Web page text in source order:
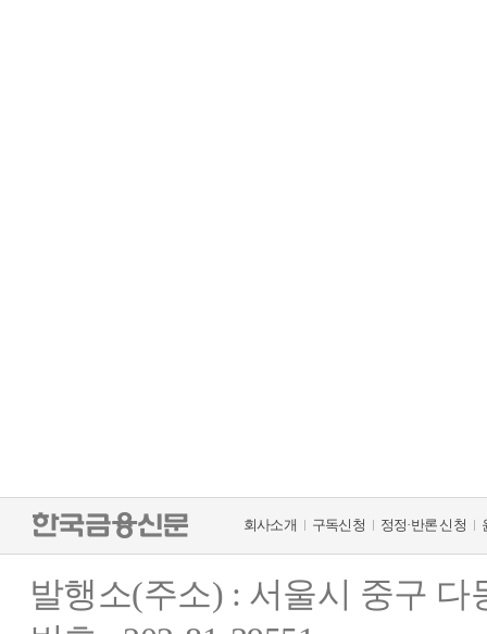
회사소개 구독신청 정정·반론 신청
발행소(주소) : 서울시 중구